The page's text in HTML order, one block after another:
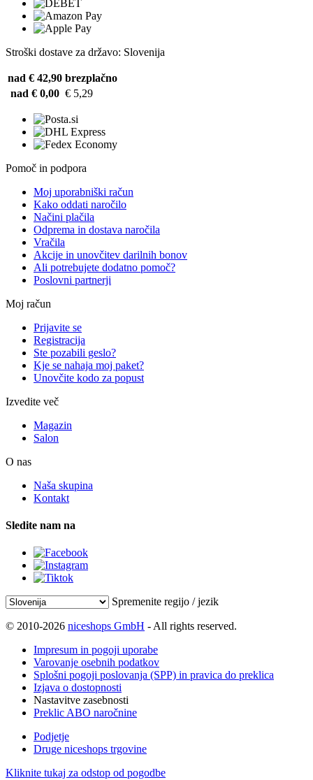
Stroški dostave za državo: Slovenija
nad € 42,90 brezplačno
nad € 0,00 € 5,29
Pomoč in podpora
Moj uporabniški račun
Kako oddati naročilo
Načini plačila
Odprema in dostava naročila
Vračila
Akcije in unovčitev darilnih bonov
Ali potrebujete dodatno pomoč?
Poslovni partnerji
Moj račun
Prijavite se
Registracija
Ste pozabili geslo?
Kje se nahaja moj paket?
Unovčite kodo za popust
Izvedite več
Magazin
Salon
O nas
Naša skupina
Kontakt
Sledite nam na
Spremenite regijo / jezik
© 2010-2026 niceshops GmbH - All rights reserved.
Impresum in pogoji uporabe
Varovanje osebnih podatkov
Splošni pogoji poslovanja (SPP) in pravica do preklica
Izjava o dostopnosti
Nastavitve zasebnosti
Preklic ABO naročnine
Podjetje
Druge niceshops trgovine
Kliknite tukaj za odstop od pogodbe